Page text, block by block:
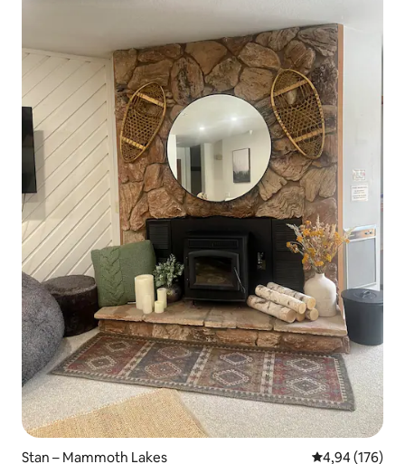
Stan – Mammoth Lakes Prosječna
4,94 (176)